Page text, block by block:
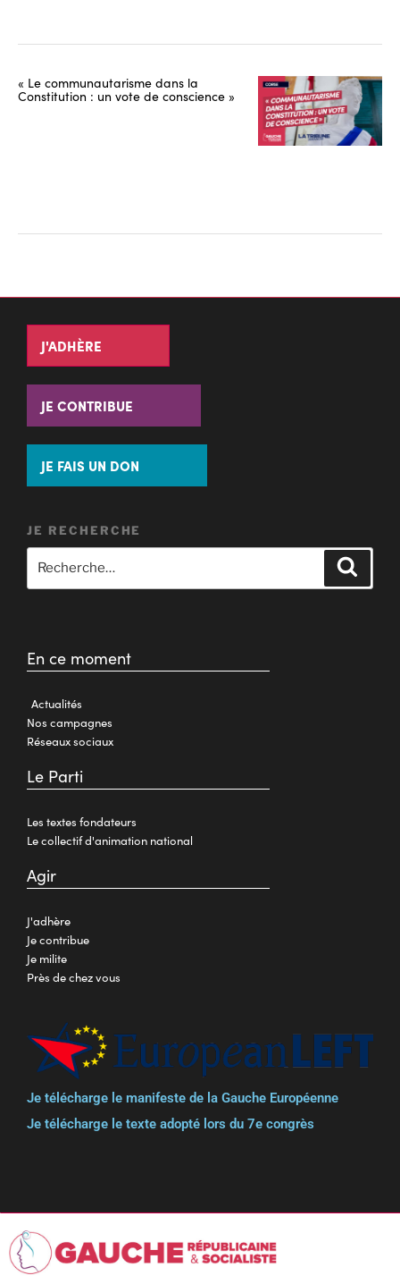
« Le communautarisme dans la
Constitution : un vote de conscience »
J'ADHÈRE
JE CONTRIBUE
JE FAIS UN DON
JE RECHERCHE
En ce moment
Actualités
Nos campagnes
Réseaux sociaux
Le Parti
Les textes fondateurs
Le collectif d'animation national
Agir
J'adhère
Je contribue
Je milite
Près de chez vous
Je télécharge le manifeste de la Gauche Européenne
Je télécharge le texte adopté lors du 7e congrès